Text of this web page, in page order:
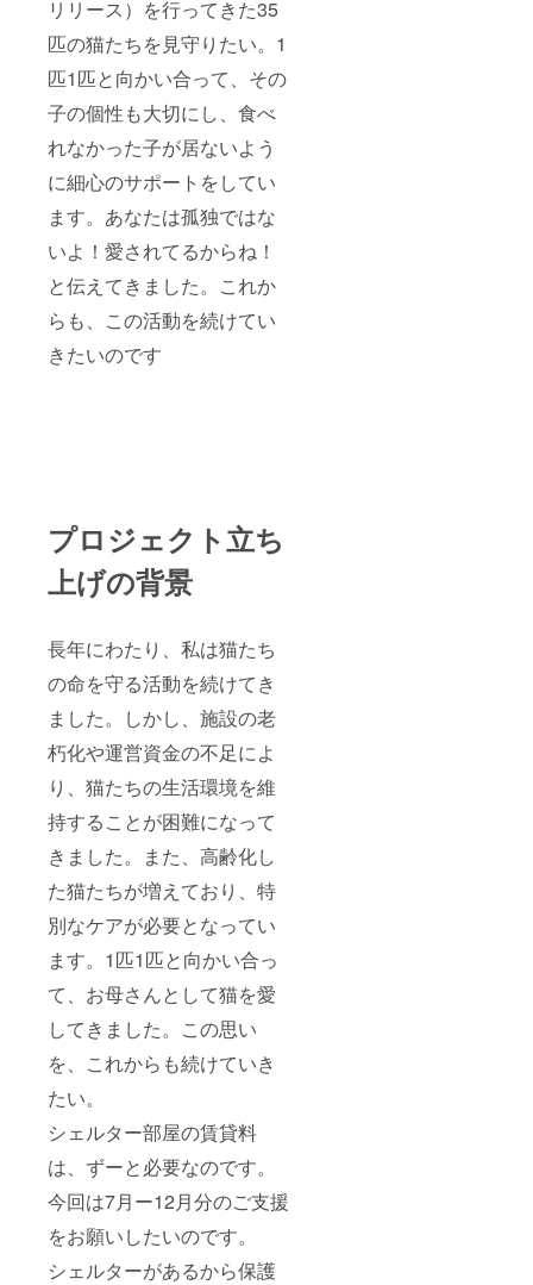
リリース）を行ってきた35
匹の猫たちを見守りたい。1
匹1匹と向かい合って、その
子の個性も大切にし、食べ
れなかった子が居ないよう
に細心のサポートをしてい
ます。あなたは孤独ではな
いよ！愛されてるからね！
と伝えてきました。これか
らも、この活動を続けてい
きたいのです
プロジェクト立ち
上げの背景
長年にわたり、私は猫たち
の命を守る活動を続けてき
ました。しかし、施設の老
朽化や運営資金の不足によ
り、猫たちの生活環境を維
持することが困難になって
きました。また、高齢化し
た猫たちが増えており、特
別なケアが必要となってい
ます。1匹1匹と向かい合っ
て、お母さんとして猫を愛
してきました。この思い
を、これからも続けていき
たい。
シェルター部屋の賃貸料
は、ずーと必要なのです。
今回は7月ー12月分のご支援
をお願いしたいのです。
シェルターがあるから保護